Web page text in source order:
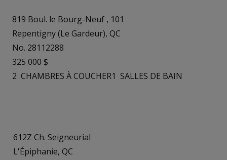
819 Boul. le Bourg-Neuf , 101
Repentigny (Le Gardeur), QC
No. 28112288
325 000 $
2 CHAMBRES À COUCHER1 SALLES DE BAIN
612Z Ch. Seigneurial
L'Épiphanie, QC